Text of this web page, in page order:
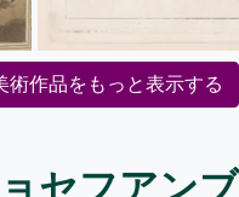
術作品をもっと表示する
セフアン